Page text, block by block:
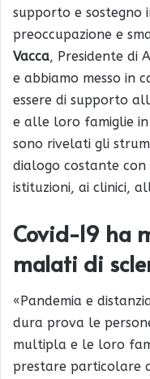
supporto e sostegno
preoccupazione e
Vacca, Presidente di
e abbiamo messo in
essere di supporto
e alle loro famiglie
sono rivelati gli
dialogo costante
istituzioni, ai clinici,
Covid-19 ha
malati di
«Pandemia e
dura prova le
multipla e le loro
prestare particolare